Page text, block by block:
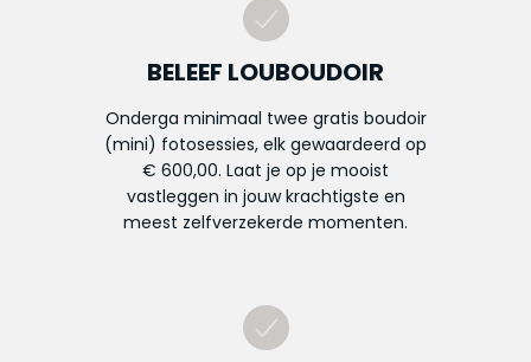
BELEEF LOUBOUDOIR
Onderga minimaal twee gratis boudoir
(mini) fotosessies, elk gewaardeerd op
€ 600,00. Laat je op je mooist
vastleggen in jouw krachtigste en
meest zelfverzekerde momenten.